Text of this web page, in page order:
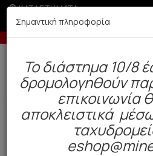
ΚΑΤΑΣΤΗΜΑΤΑ
πιστωτική άνω των 50€
Δωρεάν αποστολή άνω των 49€.
Γυναίκα Εσώρουχα Everyday
Σημαντική πληροφορία
To διάστημα 10/8
δρομολογηθούν
επικοινωνία
αποκλειστικά